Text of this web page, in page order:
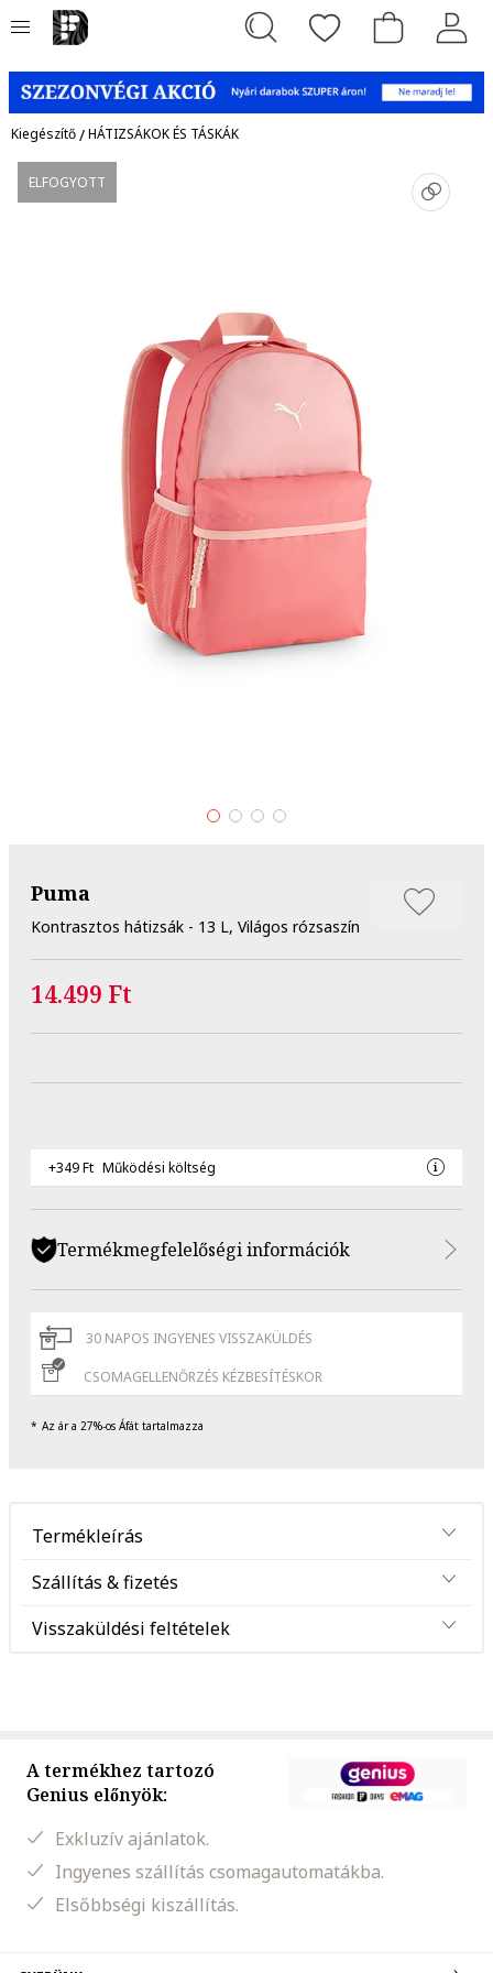
Kiegészítő/HÁTIZSÁKOK ÉS TÁSKÁK
ELFOGYOTT
Puma
Kontrasztos hátizsák - 13 L, Világos rózsaszín
14.499 Ft
+349 Ft Működési költség
Termékmegfelelőségi információk
30 NAPOS INGYENES VISSZAKÜLDÉS
CSOMAGELLENŐRZÉS KÉZBESÍTÉSKOR
Az ár a 27%-os Áfát tartalmazza
Termékleírás
Szállítás & fizetés
Visszaküldési feltételek
A termékhez tartozó
Genius előnyök:
Exkluzív ajánlatok.
Ingyenes szállítás csomagautomatákba.
Elsőbbségi kiszállítás.